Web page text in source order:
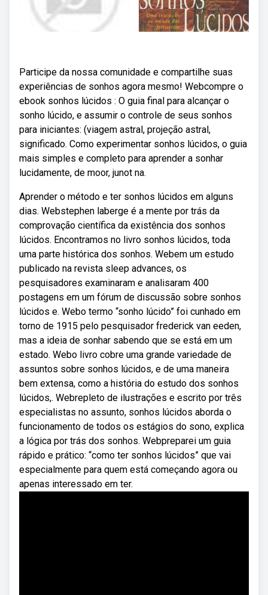
Participe da nossa comunidade e compartilhe suas
experiências de sonhos agora mesmo! Webcompre o
ebook sonhos lúcidos : O guia final para alcançar o
sonho lúcido, e assumir o controle de seus sonhos
para iniciantes: (viagem astral, projeção astral,
significado. Como experimentar sonhos lúcidos, o guia
mais simples e completo para aprender a sonhar
lucidamente, de moor, junot na.
Aprender o método e ter sonhos lúcidos em alguns
dias. Webstephen laberge é a mente por trás da
comprovação científica da existência dos sonhos
lúcidos. Encontramos no livro sonhos lúcidos, toda
uma parte histórica dos sonhos. Webem um estudo
publicado na revista sleep advances, os
pesquisadores examinaram e analisaram 400
postagens em um fórum de discussão sobre sonhos
lúcidos e. Webo termo “sonho lúcido” foi cunhado em
torno de 1915 pelo pesquisador frederick van eeden,
mas a ideia de sonhar sabendo que se está em um
estado. Webo livro cobre uma grande variedade de
assuntos sobre sonhos lúcidos, e de uma maneira
bem extensa, como a história do estudo dos sonhos
lúcidos,. Webrepleto de ilustrações e escrito por três
especialistas no assunto, sonhos lúcidos aborda o
funcionamento de todos os estágios do sono, explica
a lógica por trás dos sonhos. Webpreparei um guia
rápido e prático: “como ter sonhos lúcidos” que vai
especialmente para quem está começando agora ou
apenas interessado em ter.